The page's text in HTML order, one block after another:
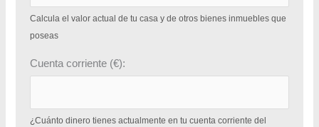
Calcula el valor actual de tu casa y de otros bienes inmuebles que
poseas
Cuenta corriente (€):
¿Cuánto dinero tienes actualmente en tu cuenta corriente del